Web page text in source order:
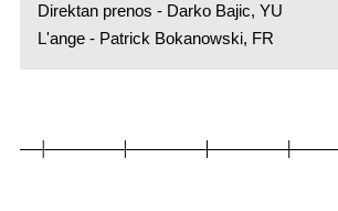
Direktan prenos - Darko Bajic, YU
L'ange - Patrick Bokanowski, FR